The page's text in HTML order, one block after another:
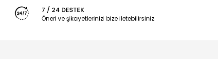
7 / 24 DESTEK
Öneri ve şikayetlerinizi bize iletebilirsiniz.